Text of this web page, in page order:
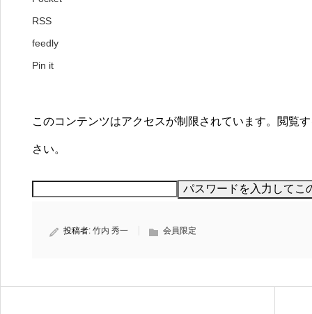
RSS
feedly
Pin it
このコンテンツはアクセスが制限されています。閲覧
さい。
投稿者: 竹内 秀一 会員限定